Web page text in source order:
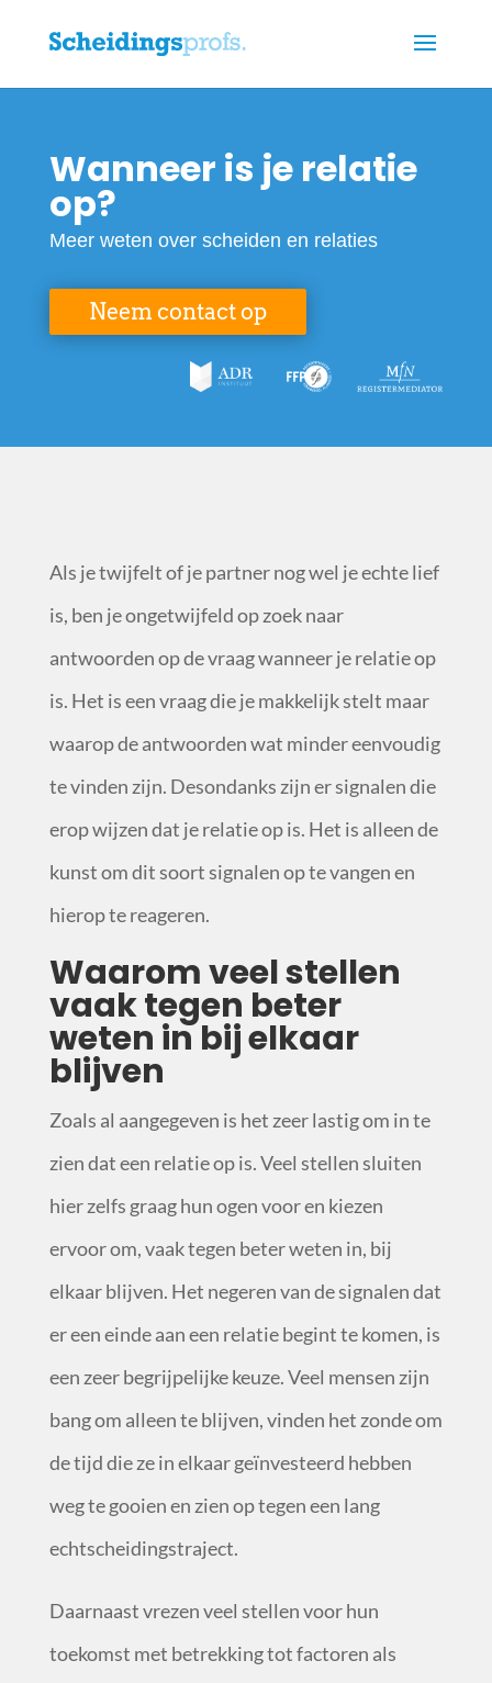
Wanneer is je relatie
op?
Meer weten over scheiden en relaties
Neem contact op
Als je twijfelt of je partner nog wel je echte lief
is, ben je ongetwijfeld op zoek naar
antwoorden op de vraag wanneer je relatie op
is. Het is een vraag die je makkelijk stelt maar
waarop de antwoorden wat minder eenvoudig
te vinden zijn. Desondanks zijn er signalen die
erop wijzen dat je relatie op is. Het is alleen de
kunst om dit soort signalen op te vangen en
hierop te reageren.
Waarom veel stellen
vaak tegen beter
weten in bij elkaar
blijven
Zoals al aangegeven is het zeer lastig om in te
zien dat een relatie op is. Veel stellen sluiten
hier zelfs graag hun ogen voor en kiezen
ervoor om, vaak tegen beter weten in, bij
elkaar blijven. Het negeren van de signalen dat
er een einde aan een relatie begint te komen, is
een zeer begrijpelijke keuze. Veel mensen zijn
bang om alleen te blijven, vinden het zonde om
de tijd die ze in elkaar geïnvesteerd hebben
weg te gooien en zien op tegen een lang
echtscheidingstraject.
Daarnaast vrezen veel stellen voor hun
toekomst met betrekking tot factoren als